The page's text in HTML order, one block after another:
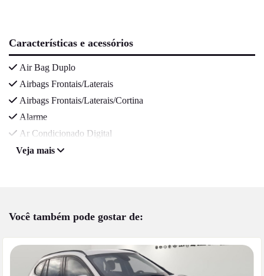
Características e acessórios
Air Bag Duplo
Airbags Frontais/Laterais
Airbags Frontais/Laterais/Cortina
Alarme
Ar Condicionado Digital
Veja mais
Você também pode gostar de: